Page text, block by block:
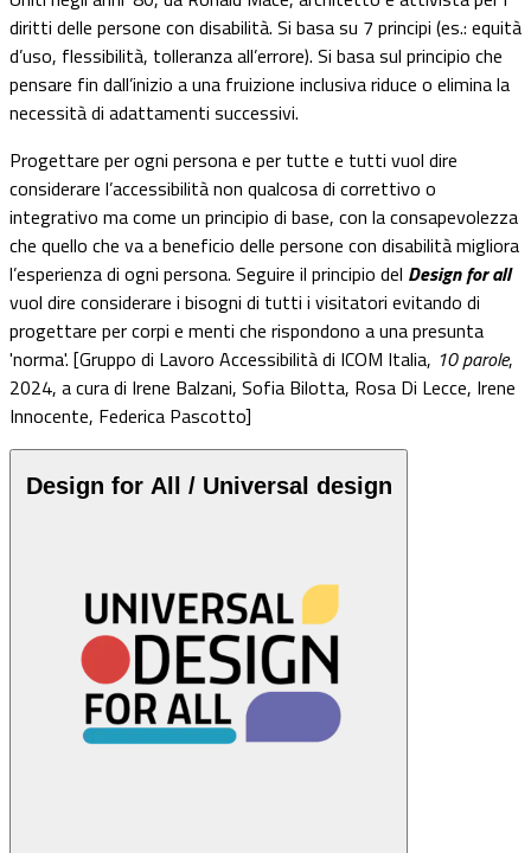
diritti delle persone con disabilità. Si basa su 7 principi (es.: equità
d’uso, flessibilità, tolleranza all’errore). Si basa sul principio che
pensare fin dall’inizio a una fruizione inclusiva riduce o elimina la
necessità di adattamenti successivi.
Progettare per ogni persona e per tutte e tutti vuol dire
considerare l’accessibilità non qualcosa di correttivo o
integrativo ma come un principio di base, con la consapevolezza
che quello che va a beneficio delle persone con disabilità migliora
l’esperienza di ogni persona. Seguire il principio del Design forall
vuol dire considerare i bisogni di tutti i visitatori evitando di
progettare per corpi e menti che rispondono a una presunta
'norma'. [Gruppo di Lavoro Accessibilità di ICOM Italia, 10 parole,
2024, a cura di Irene Balzani, Sofia Bilotta, Rosa Di Lecce, Irene
Innocente, Federica Pascotto]
Design for All / Universal design